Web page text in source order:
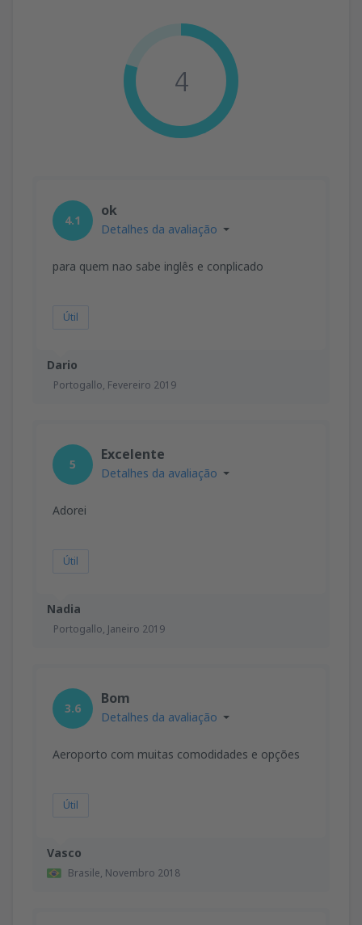
4
Dario
Portogallo, Fevereiro 2019
4.1
ok
Detalhes da avaliação
para quem nao sabe inglês e conplicado
Útil
Nadia
Portogallo, Janeiro 2019
5
Excelente
Detalhes da avaliação
Adorei
Útil
Vasco
Brasile, Novembro 2018
3.6
Bom
Detalhes da avaliação
Aeroporto com muitas comodidades e opções
Útil